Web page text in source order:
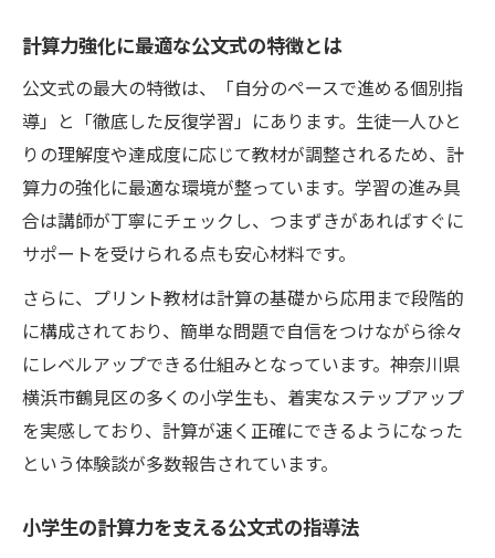
計算力強化に最適な公文式の特徴とは
公文式の最大の特徴は、「自分のペースで進める個別指
導」と「徹底した反復学習」にあります。生徒一人ひと
りの理解度や達成度に応じて教材が調整されるため、計
算力の強化に最適な環境が整っています。学習の進み具
合は講師が丁寧にチェックし、つまずきがあればすぐに
サポートを受けられる点も安心材料です。
さらに、プリント教材は計算の基礎から応用まで段階的
に構成されており、簡単な問題で自信をつけながら徐々
にレベルアップできる仕組みとなっています。神奈川県
横浜市鶴見区の多くの小学生も、着実なステップアップ
を実感しており、計算が速く正確にできるようになった
という体験談が多数報告されています。
小学生の計算力を支える公文式の指導法